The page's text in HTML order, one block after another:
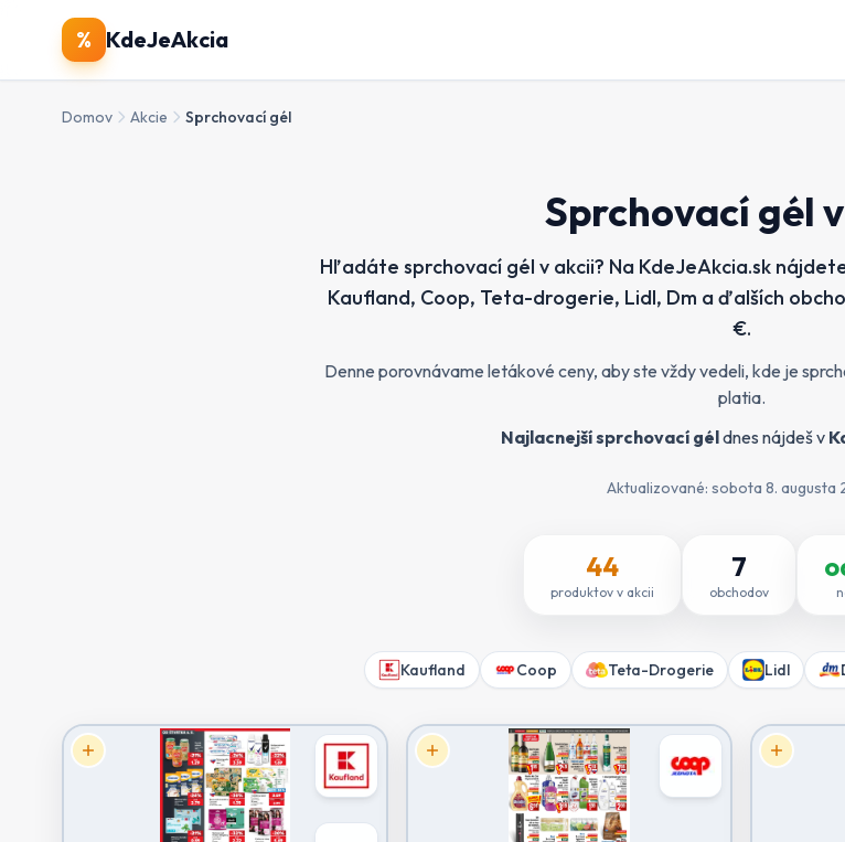
% KdeJeAkcia
Domov Akcie Sprchovací gél
Sprchovací gél
Hľadáte sprchovací gél v akcii? Na KdeJeAkcia.sk
Kaufland, Coop, Teta-drogerie, Lidl, Dm a ďalších
€.
Denne porovnávame letákové ceny, aby ste vždy vedeli, kde je
platia.
Najlacnejšísprchovací géldnes nájdeš v
Aktualizované: sobota 8. augusta
44
produktov v akcii
7
obchodov
Kaufland Coop Teta-Drogerie Lidl